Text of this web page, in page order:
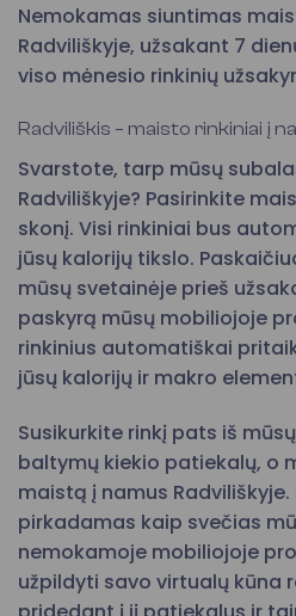
Nemokamas siuntimas
Radviliškyje, užsakant 7
viso mėnesio rinkinių
Radviliškis – maisto rinkiniai į
Svarstote, tarp mūsų
Radviliškyje? Pasirinkite
skonį. Visi rinkiniai bus
jūsų kalorijų tikslo.
mūsų svetainėje prieš
paskyrą mūsų mobiliojoje
rinkinius automatiškai
jūsų kalorijų ir makro
Susikurkite rinkį pats iš
baltymų kiekio patiekalų, o
maistą į namus Radviliškyje.
pirkadamas kaip svečias
nemokamoje mobiliojoje
užpildyti savo virtualų kūna